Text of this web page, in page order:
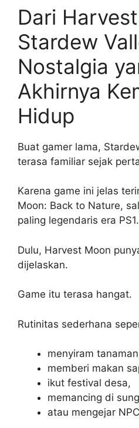
Dari
Stardew
Nostalgia
Akhirnya
Hidup
Buat gamer lama,
terasa familiar sejak
Karena game ini jelas
Moon: Back to Nature,
paling legendaris era PS1.
Dulu, Harvest Moon
dijelaskan.
Game itu terasa hangat.
Rutinitas sederhana
menyiram
memberi makan
ikut festival desa,
memancing di
atau mengejar